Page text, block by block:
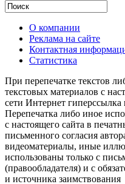
О компании
Реклама на сайте
Контактная
Статистика
При перепечатке текстов
текстовых материалов с
сети Интернет гиперссылка
Перепечатка либо иное
с настоящего сайта в
письменного согласия
видеоматериалы, иные
использованы только с
(правообладателя) и с
и источника заимствования